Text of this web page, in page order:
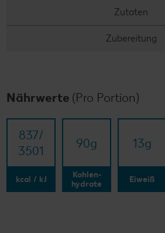
Zutaten
Zubereitung
Nährwerte (Pro Portion)
837/​
3501
kcal / kJ
90g
Kohlen-
hydrate
13g
Eiweiß